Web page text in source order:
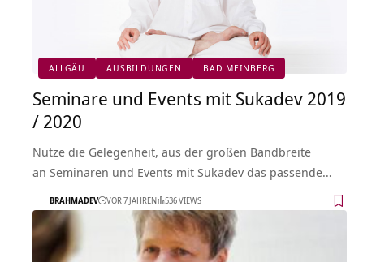
ALLGÄU AUSBILDUNGEN BAD MEINBERG
Seminare und Events mit Sukadev 2019
/ 2020
Nutze die Gelegenheit, aus der großen Bandbreite
an Seminaren und Events mit Sukadev das passende…
BRAHMADEV VOR 7 JAHREN 536 VIEWS